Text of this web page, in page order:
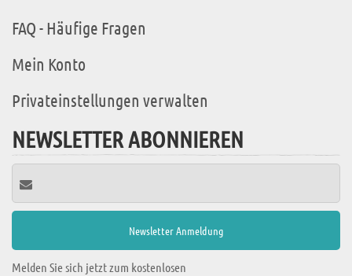
FAQ - Häufige Fragen
Mein Konto
Privateinstellungen verwalten
NEWSLETTER ABONNIEREN
Melden Sie sich jetzt zum kostenlosen